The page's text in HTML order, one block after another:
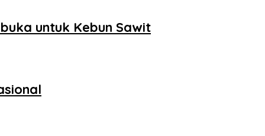
untuk Kebun Sawit